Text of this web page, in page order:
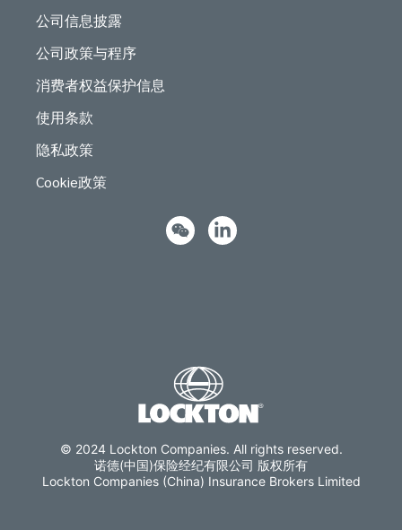
公司信息披露
公司政策与程序
消费者权益保护信息
使用条款
隐私政策
Cookie政策
© 2024 Lockton Companies. All rights reserved.
诺德(中国)保险经纪有限公司 版权所有
Lockton Companies (China) Insurance Brokers Limited